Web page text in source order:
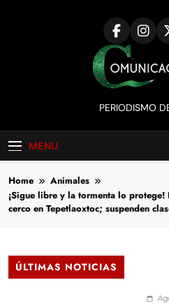
PERIODISMO
MENU
Home
Animales
¡Sigue libre y la tormenta lo
cerco en Tepetlaoxtoc; suspenden
ÚLTIMAS NOTICIAS
Agosto 7, 2026